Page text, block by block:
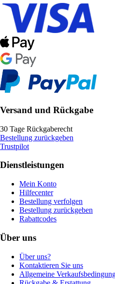
Versand und Rückgabe
30 Tage Rückgaberecht
Bestellung zurückgeben
Trustpilot
Dienstleistungen
Mein Konto
Hilfecenter
Bestellung verfolgen
Bestellung zurückgeben
Rabattcodes
Über uns
Über uns?
Kontaktieren Sie uns
Allgemeine